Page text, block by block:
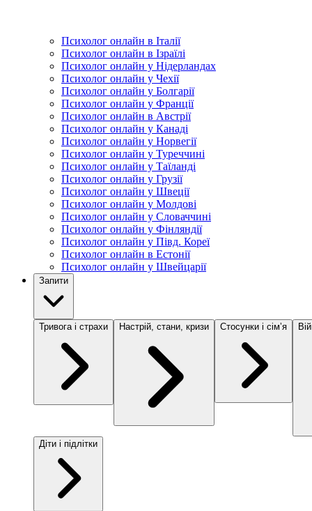
Психолог онлайн в Італії
Психолог онлайн в Ізраїлі
Психолог онлайн у Нідерландах
Психолог онлайн у Чехії
Психолог онлайн у Болгарії
Психолог онлайн у Франції
Психолог онлайн в Австрії
Психолог онлайн у Канаді
Психолог онлайн у Норвегії
Психолог онлайн у Туреччині
Психолог онлайн у Таїланді
Психолог онлайн у Грузії
Психолог онлайн у Швеції
Психолог онлайн у Молдові
Психолог онлайн у Словаччині
Психолог онлайн у Фінляндії
Психолог онлайн у Півд. Кореї
Психолог онлайн в Естонії
Психолог онлайн у Швейцарії
Запити
Тривога і страхи Настрій, стани, кризи Стосунки і сімʼя
Діти і підлітки